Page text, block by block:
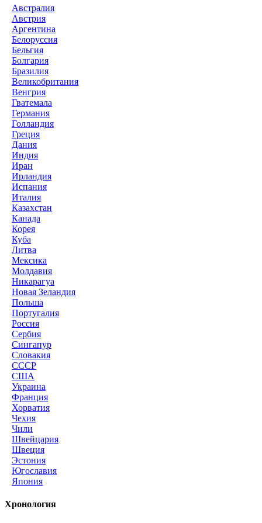
Австралия
Австрия
Аргентина
Белоруссия
Бельгия
Болгария
Бразилия
Великобритания
Венгрия
Гватемала
Германия
Голландия
Греция
Дания
Индия
Иран
Ирландия
Испания
Италия
Казахстан
Канада
Корея
Куба
Литва
Мексика
Молдавия
Никарагуа
Новая Зеландия
Польша
Португалия
Россия
Сербия
Сингапур
Словакия
СССР
США
Украина
Франция
Хорватия
Чехия
Чили
Швейцария
Швеция
Эстония
Югославия
Япония
Хронология